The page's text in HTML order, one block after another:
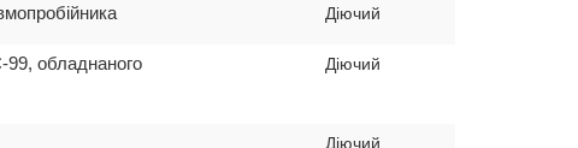
Діючий
99, обладнаного
Діючий
Діючий